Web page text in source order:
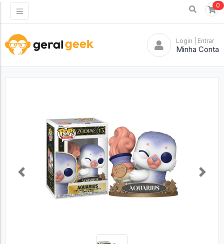
0
Login | Entrar
Minha Conta
Previous Next